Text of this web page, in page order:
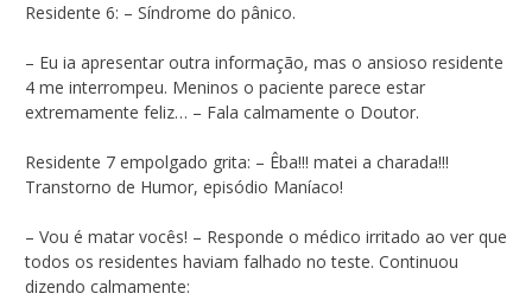
Residente 6: – Síndrome do pânico.
– Eu ia apresentar outra informação, mas o ansioso residente
4 me interrompeu. Meninos o paciente parece estar
extremamente feliz… – Fala calmamente o Doutor.
Residente 7 empolgado grita: – Êba!!! matei a charada!!!
Transtorno de Humor, episódio Maníaco!
– Vou é matar vocês! – Responde o médico irritado ao ver que
todos os residentes haviam falhado no teste. Continuou
dizendo calmamente: